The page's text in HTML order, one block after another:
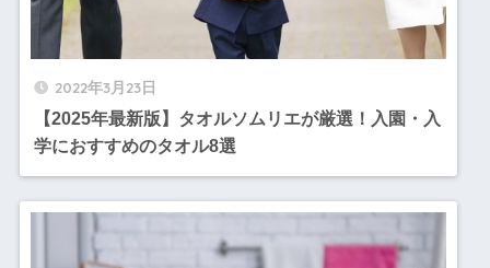
2022年3月23日
【2025年最新版】タオルソムリエが厳選！入園・入
学におすすめのタオル8選